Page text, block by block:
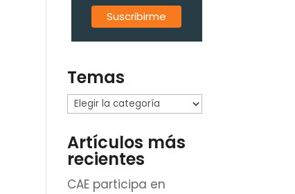
Temas
Temas
Artículos más
recientes
CAE participa en